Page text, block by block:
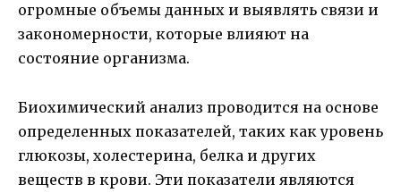
огромные объемы данных и выявлять связи и
закономерности, которые влияют на
состояние организма.
Биохимический анализ проводится на основе
определенных показателей, таких как уровень
глюкозы, холестерина, белка и других
веществ в крови. Эти показатели являются